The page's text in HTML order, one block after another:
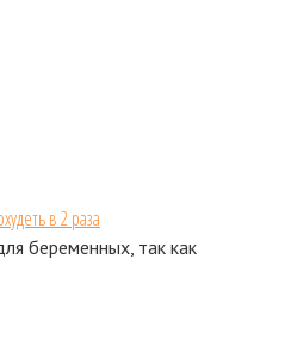
в 2 раза
беременных, так как